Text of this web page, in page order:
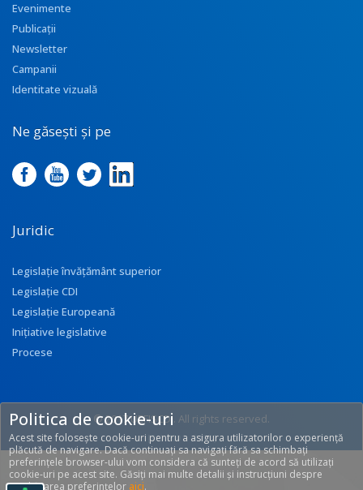
Evenimente
Publicații
Newsletter
Campanii
Identitate vizuală
Ne găsești și pe
Juridic
Legislație învățământ superior
Legislație CDI
Legislație Europeană
Inițiative legislative
Procese
© 2017 UEFISCDI. All rights reserved.
[T: 0.3001, O: 92]
Politica de cookie-uri
Acest site folosește cookie-uri pentru a asigura utilizatorilor o experiență
plăcută de navigare. Dacă continuați sa navigați fără sa schimbați
preferințele browser-ului vom considera că sunteți de acord să utilizați
cookie-uri pe acest site. Găsiți mai multe detalii și instrucțiuni despre
modificarea preferințelor aici.